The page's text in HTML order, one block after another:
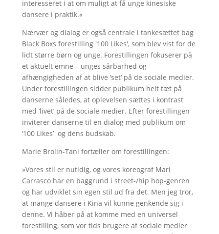
interesseret i at om muligt at få unge kinesiske
dansere i praktik.«
Nærvær og dialog er også centrale i tankesættet bag
Black Boxs forestilling '100 Likes', som blev vist for de
lidt større børn og unge. Forestillingen fokuserer på
et aktuelt emne – unges sårbarhed og
afhængigheden af at blive ’set’ på de sociale medier.
Under forestillingen sidder publikum helt tæt på
danserne således, at oplevelsen sættes i kontrast
med ’livet’ på de sociale medier. Efter forestillingen
inviterer danserne til en dialog med publikum om
’100 Likes’ og dens budskab.
Marie Brolin-Tani fortæller om forestillingen:
»Vores stil er nutidig, og vores koreograf Mari
Carrasco har en baggrund i street-/hip hop-genren
og har udviklet sin egen stil ud fra det. Men jeg tror,
at mange dansere i Kina vil kunne genkende sig i
denne. Vi håber på at komme med en universel
forestilling, som vor tids brugere af sociale medier